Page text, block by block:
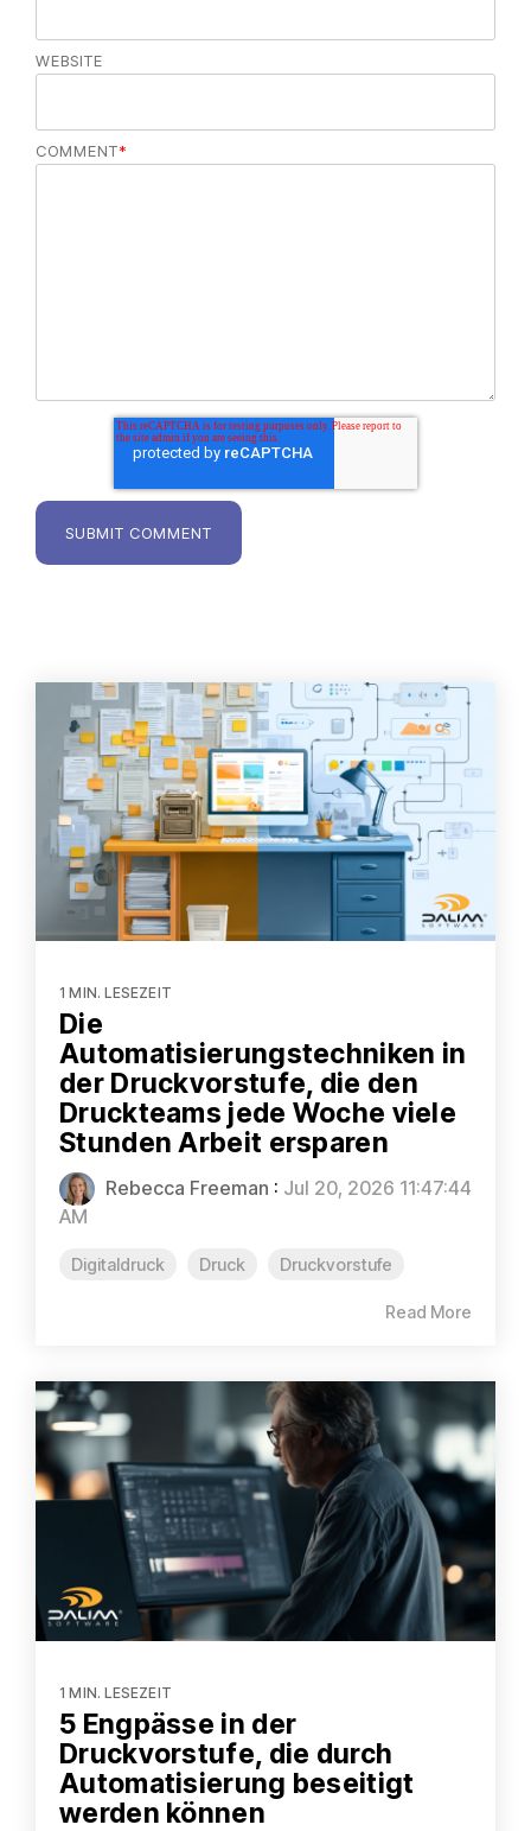
WEBSITE
COMMENT*
1 MIN. LESEZEIT
Die
Automatisierungstechniken in
der Druckvorstufe, die den
Druckteams jede Woche viele
Stunden Arbeit ersparen
Rebecca Freeman : Jul 20, 2026 11:47:44
AM
Digitaldruck Druck Druckvorstufe
Read More
1 MIN. LESEZEIT
5 Engpässe in der
Druckvorstufe, die durch
Automatisierung beseitigt
werden können